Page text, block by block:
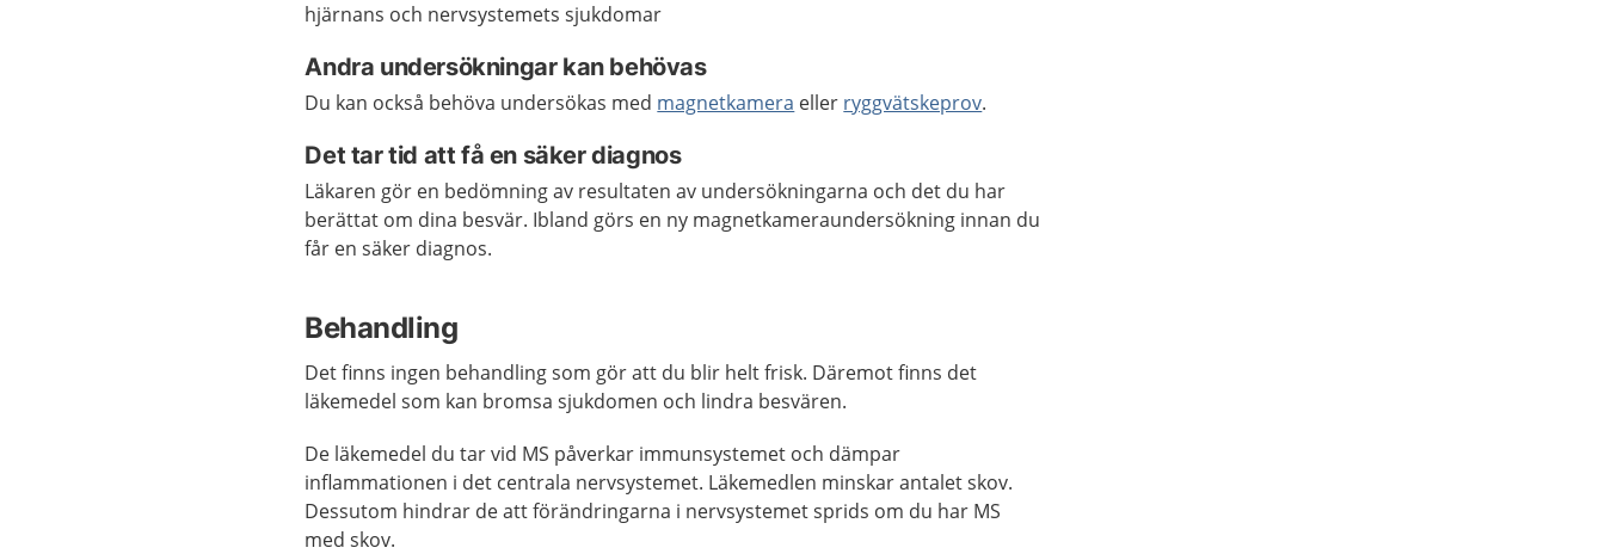
hjärnans och nervsystemets sjukdomar
Andra undersökningar kan behövas
Du kan också behöva undersökas med magnetkamera eller ryggvätskeprov.
Det tar tid att få en säker diagnos
Läkaren gör en bedömning av resultaten av undersökningarna och det du har
berättat om dina besvär. Ibland görs en ny magnetkameraundersökning innan du
får en säker diagnos.
Behandling
Det finns ingen behandling som gör att du blir helt frisk. Däremot finns det
läkemedel som kan bromsa sjukdomen och lindra besvären.
De läkemedel du tar vid MS påverkar immunsystemet och dämpar
inflammationen i det centrala nervsystemet. Läkemedlen minskar antalet skov.
Dessutom hindrar de att förändringarna i nervsystemet sprids om du har MS
med skov.